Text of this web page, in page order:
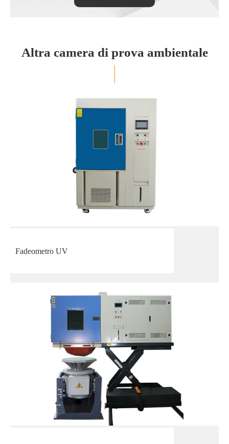
Altra camera di prova ambientale
Fadeometro UV